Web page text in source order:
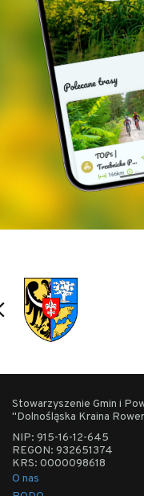
Stowarzyszenie Gmin i
"Dolnośląska Kraina
NIP: 915-16-12-645
REGON: 932651374
KRS: 0000098618
O nas